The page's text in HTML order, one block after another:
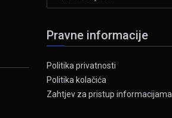
Pravne informacije
Politika privatnosti
Politika kolačića
Zahtjev za pristup informacijama